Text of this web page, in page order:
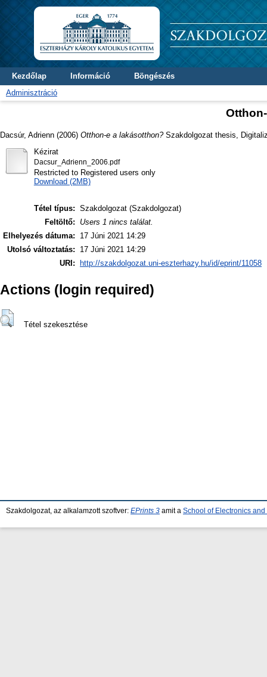
Kezdőlap Információ
Böngészés
Adminisztráció
Dacsúr, Adrienn (2006) Otthon-e a lakásotthon?Szakdolgozat thesis,
Kézirat
Dacsur_Adrienn_2006.pdf
Restricted to Registered users only
Download (2MB)
Tétel típus: Szakdolgozat (Szakdolgozat)
Feltöltő:
Users 1 nincs találat.
Elhelyezés dátuma:
17 Júni 2021 14:29
Utolsó változtatás:
17 Júni 2021 14:29
URI:
http://szakdolgozat.uni-eszterhazy.hu/id/eprint/11058
Actions (login required)
Tétel szekesztése
Szakdolgozat, az alkalamzott szoftver: EPrints 3 amit a School of Electronics